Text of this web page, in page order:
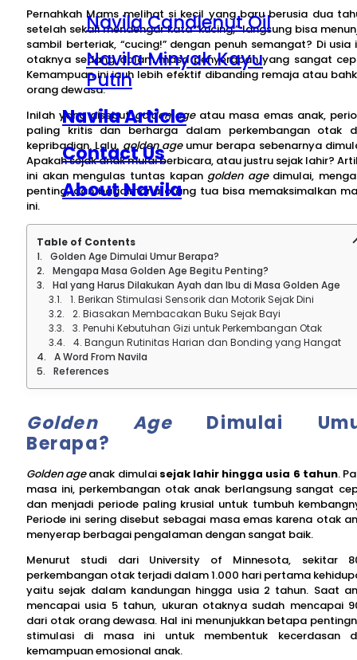
Navila Candlenut Oil
Navila Minyak Kayu
Putih
Navila Article
Contact Us
About Navila
Pernahkah Mams melihat si kecil yang baru berusia dua
setelah sekali mendengar kata “kucing,” langsung bisa
sambil berteriak, “cucing!” dengan penuh semangat? Di usia
otaknya sedang dalam masa penyerapan yang sangat
Kemampuan ini jauh lebih efektif dibanding remaja atau
orang dewasa.
Inilah yang disebutgolden ageatau masa emas anak,
paling kritis dan berharga dalam perkembangan otak
kepribadian. Lalu, golden ageumur berapa sebenarnya
Apakah sejak anak mulai berbicara, atau justru sejak lahir?
ini akan mengulas tuntas kapan golden agedimulai,
penting, dan bagaimana orang tua bisa memaksimalkan
ini.
Table of Contents
Golden Age Dimulai Umur Berapa?
Mengapa Masa Golden Age Begitu Penting?
Hal yang Harus Dilakukan Ayah dan Ibu di Masa Golden Age
1. Berikan Stimulasi Sensorik dan Motorik Sejak Dini
2. Biasakan Membacakan Buku Sejak Bayi
3. Penuhi Kebutuhan Gizi untuk Perkembangan Otak
4. Bangun Rutinitas Harian dan Bonding yang Hangat
A Word From Navila
References
Golden Age Dimulai
Berapa?
Golden ageanak dimulai sejak lahir hingga usia 6 tahun.
masa ini, perkembangan otak anak berlangsung sangat
dan menjadi periode paling krusial untuk tumbuh
Periode ini sering disebut sebagai masa emas karena otak
menyerap berbagai pengalaman dengan sangat baik.
Menurut studi dari University of Minnesota, sekitar
perkembangan otak terjadi dalam 1.000 hari pertama
yaitu sejak dalam kandungan hingga usia 2 tahun. Saat
mencapai usia 5 tahun, ukuran otaknya sudah mencapai
dari otak orang dewasa. Hal ini menunjukkan betapa
stimulasi di masa ini untuk membentuk kecerdasan
kemampuan emosional anak.